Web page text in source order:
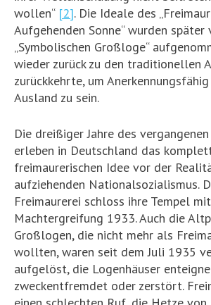
wollen“ [2]. Die Ideale des
Aufgehenden Sonne“ wurden später
„Symbolischen Großloge“
wieder zurück zu den traditionellen
zurückkehrte, um
Ausland zu sein.
Die dreißiger Jahre des
erleben in Deutschland das
freimaurerischen Idee vor der
aufziehenden Nationalsozialismus.
Freimaurerei schloss ihre Tempel
Machtergreifung 1933. Auch die
Großlogen, die nicht mehr als
wollten, waren seit dem Juli 1935
aufgelöst, die Logenhäuser
zweckentfremdet oder zerstört.